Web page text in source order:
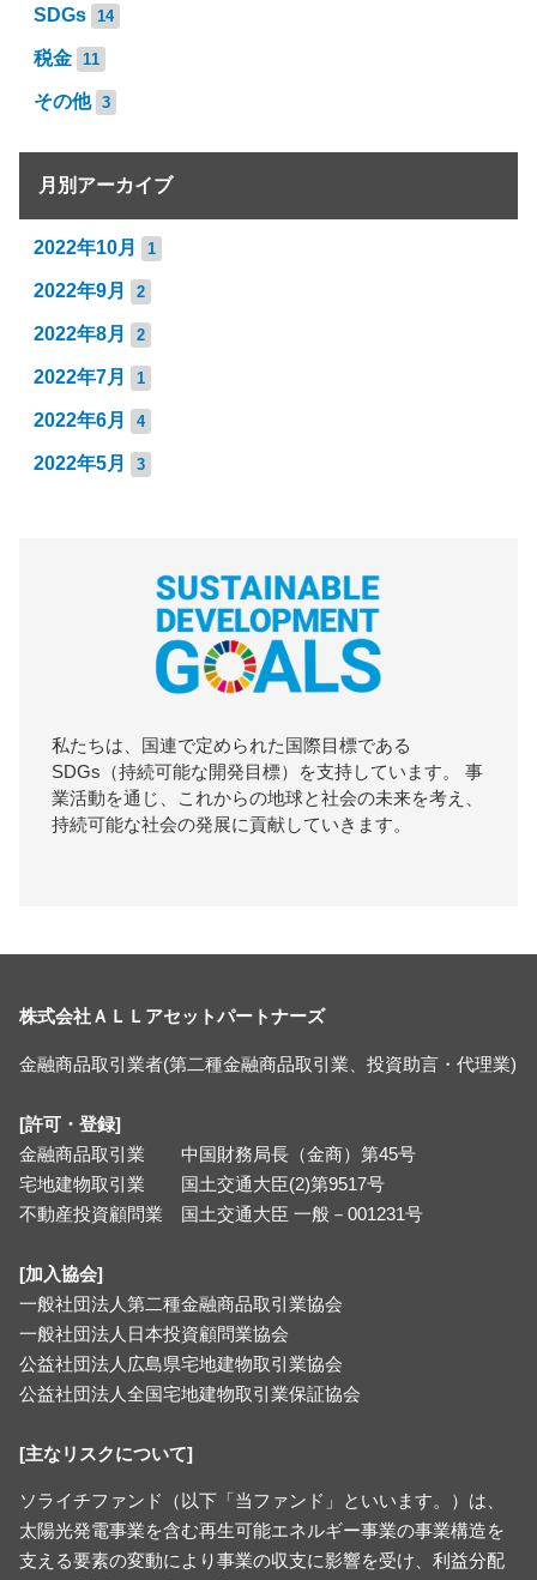
SDGs 14
税金 11
その他 3
月別アーカイブ
2022年10月 1
2022年9月 2
2022年8月 2
2022年7月 1
2022年6月 4
2022年5月 3
私たちは、国連で定められた国際目標である
SDGs（持続可能な開発目標）を支持しています。 事
業活動を通じ、これからの地球と社会の未来を考え、
持続可能な社会の発展に貢献していきます。
株式会社ＡＬＬアセットパートナーズ
金融商品取引業者(第二種金融商品取引業、投資助言・代理業)
[許可・登録]
金融商品取引業 中国財務局長（金商）第45号
宅地建物取引業 国土交通大臣(2)第9517号
不動産投資顧問業 国土交通大臣 一般－001231号
[加入協会]
一般社団法人第二種金融商品取引業協会
一般社団法人日本投資顧問業協会
公益社団法人広島県宅地建物取引業協会
公益社団法人全国宅地建物取引業保証協会
[主なリスクについて]
ソライチファンド（以下「当ファンド」といいます。）は、
太陽光発電事業を含む再生可能エネルギー事業の事業構造を
支える要素の変動により事業の収支に影響を受け、利益分配